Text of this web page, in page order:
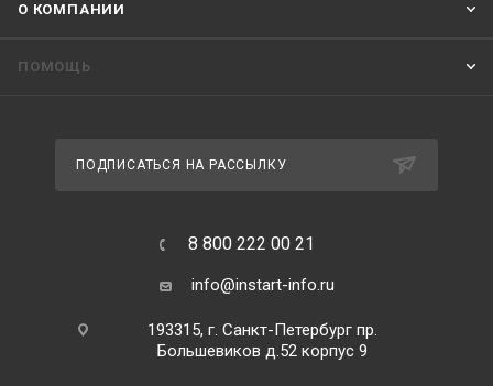
О КОМПАНИИ
ПОМОЩЬ
ПОДПИСАТЬСЯ НА РАССЫЛКУ
8 800 222 00 21
info@instart-info.ru
193315, г. Санкт-Петербург пр.
Большевиков д.52 корпус 9